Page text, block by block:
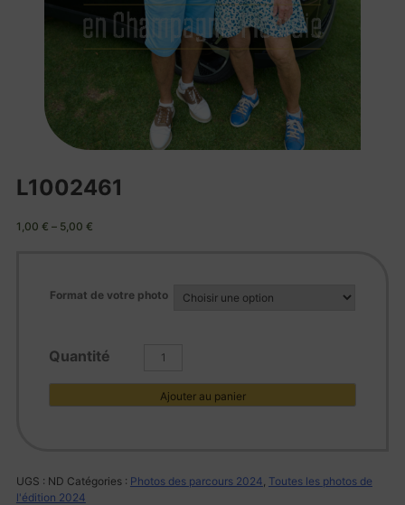
L1002461
1,00 € – 5,00 €
Format de votre photo
quantité
L1002461
Ajouter au panier
UGS : ND Catégories : Photos des parcours 2024 Toutes les photos de
l'édition 2024